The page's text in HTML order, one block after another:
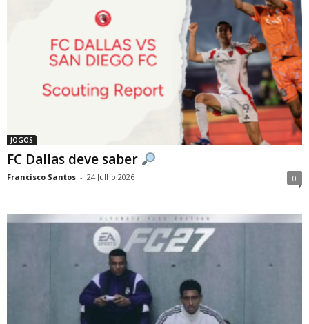
JOGOS
FC Dallas deve saber
Francisco Santos - 24 Julho 2026 0